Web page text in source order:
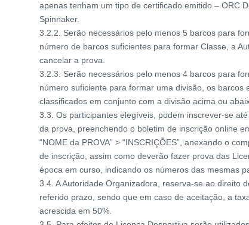
apenas tenham um tipo de certificado emitido – ORC
Spinnaker.
3.2.2. Serão necessários pelo menos 5 barcos para
número de barcos suficientes para formar Classe, a
cancelar a prova.
3.2.3. Serão necessários pelo menos 4 barcos para
número suficiente para formar uma divisão, os barcos
classificados em conjunto com a divisão acima ou
3.3. Os participantes elegíveis, podem inscrever-se
da prova, preenchendo o boletim de inscrição online
“NOME da PROVA” > “INSCRIÇÕES”, anexando o
de inscrição, assim como deverão fazer prova das
época em curso, indicando os números das mesmas
3.4. A Autoridade Organizadora, reserva-se ao direito
referido prazo, sendo que em caso de aceitação, a
acrescida em 50%.